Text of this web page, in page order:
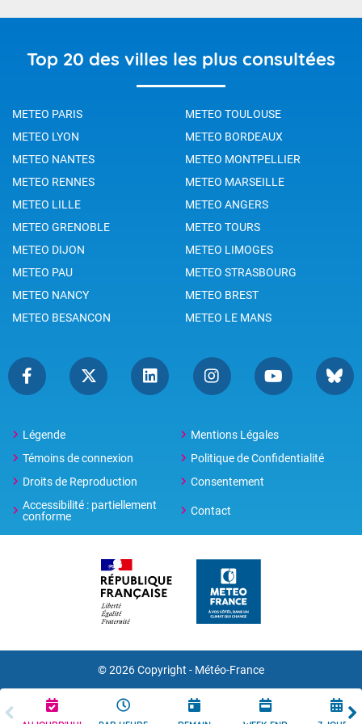
Top 20 des villes les plus consultées
METEO PARIS
METEO TOULOUSE
METEO LYON
METEO BORDEAUX
METEO NANTES
METEO MONTPELLIER
METEO RENNES
METEO MARSEILLE
METEO LILLE
METEO ANGERS
METEO GRENOBLE
METEO TOURS
METEO DIJON
METEO LIMOGES
METEO PAU
METEO STRASBOURG
METEO NANCY
METEO BREST
METEO BESANCON
METEO LE MANS
Légende
Mentions Légales
Témoins de connexion
Politique de Confidentialité
Droits de Reproduction
Consentement
Accessibilité : partiellement
conforme
Contact
© 2026 Copyright - Météo-France